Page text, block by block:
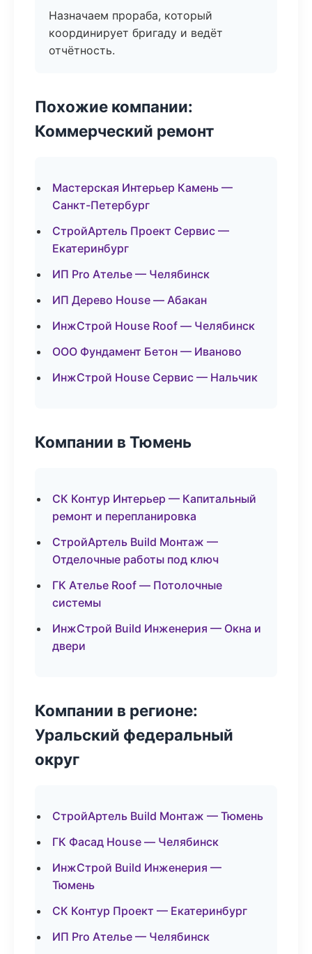
Назначаем прораба, который
координирует бригаду и ведёт
отчётность.
Похожие компании:
Коммерческий ремонт
Мастерская Интерьер Камень —
Санкт-Петербург
СтройАртель Проект Сервис —
Екатеринбург
ИП Pro Ателье — Челябинск
ИП Дерево House — Абакан
ИнжСтрой House Roof — Челябинск
ООО Фундамент Бетон — Иваново
ИнжСтрой House Сервис — Нальчик
Компании в Тюмень
СК Контур Интерьер — Капитальный
ремонт и перепланировка
СтройАртель Build Монтаж —
Отделочные работы под ключ
ГК Ателье Roof — Потолочные
системы
ИнжСтрой Build Инженерия — Окна и
двери
Компании в регионе:
Уральский федеральный
округ
СтройАртель Build Монтаж — Тюмень
ГК Фасад House — Челябинск
ИнжСтрой Build Инженерия —
Тюмень
СК Контур Проект — Екатеринбург
ИП Pro Ателье — Челябинск